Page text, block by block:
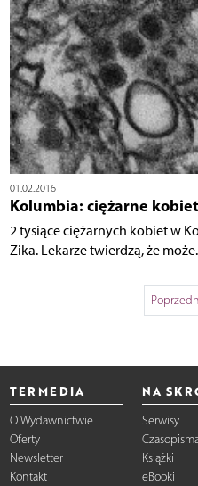
01.02.2016
Kolumbia: ciężarne
2 tysiące ciężarnych kobiet w
Zika. Lekarze twierdzą, że
TERMEDIA
O Wydawnictwie
Oferty
Newsletter
Kontakt
NA
Serwisy
Książki
eBooki